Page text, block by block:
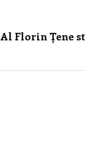
Al Florin Țene